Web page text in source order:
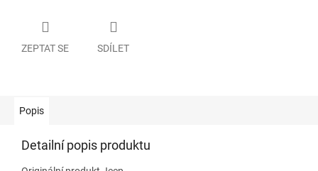
ZEPTAT SE SDÍLET
Popis
Detailní popis produktu